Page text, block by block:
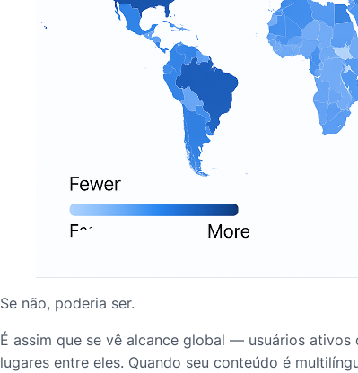
Se não, poderia ser.
É assim que se vê alcance global — usuários
lugares entre eles. Quando seu conteúdo é